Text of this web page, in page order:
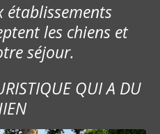
établissements
les chiens et
séjour.
QUI A DU